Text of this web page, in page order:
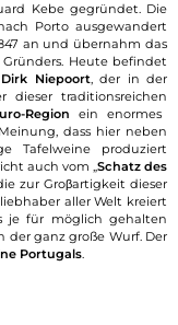
Kebe gegründet. Die
Porto ausgewandert
an und übernahm das
Heute befindet
Dirk Niepoort, der in der
dieser traditionsreichen
Region ein enormes
dass hier neben
Tafelweine produziert
auch vom „Schatz des
zur Groβartigkeit dieser
aller Welt kreiert
je für möglich gehalten
der ganz große Wurf. Der
Portugals.